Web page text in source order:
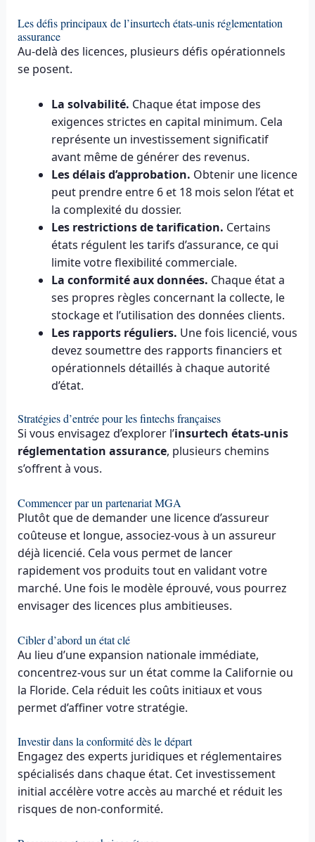
Les défis principaux de l’insurtech états-unis réglementation
assurance
Au-delà des licences, plusieurs défis opérationnels
se posent.
La solvabilité. Chaque état impose des
exigences strictes en capital minimum. Cela
représente un investissement significatif
avant même de générer des revenus.
Les délais d’approbation. Obtenir une licence
peut prendre entre 6 et 18 mois selon l’état et
la complexité du dossier.
Les restrictions de tarification. Certains
états régulent les tarifs d’assurance, ce qui
limite votre flexibilité commerciale.
La conformité aux données. Chaque état a
ses propres règles concernant la collecte, le
stockage et l’utilisation des données clients.
Les rapports réguliers. Une fois licencié, vous
devez soumettre des rapports financiers et
opérationnels détaillés à chaque autorité
d’état.
Stratégies d’entrée pour les fintechs françaises
Si vous envisagez d’explorer l’insurtech états-unis
réglementation assurance, plusieurs chemins
s’offrent à vous.
Commencer par un partenariat MGA
Plutôt que de demander une licence d’assureur
coûteuse et longue, associez-vous à un assureur
déjà licencié. Cela vous permet de lancer
rapidement vos produits tout en validant votre
marché. Une fois le modèle éprouvé, vous pourrez
envisager des licences plus ambitieuses.
Cibler d’abord un état clé
Au lieu d’une expansion nationale immédiate,
concentrez-vous sur un état comme la Californie ou
la Floride. Cela réduit les coûts initiaux et vous
permet d’affiner votre stratégie.
Investir dans la conformité dès le départ
Engagez des experts juridiques et réglementaires
spécialisés dans chaque état. Cet investissement
initial accélère votre accès au marché et réduit les
risques de non-conformité.